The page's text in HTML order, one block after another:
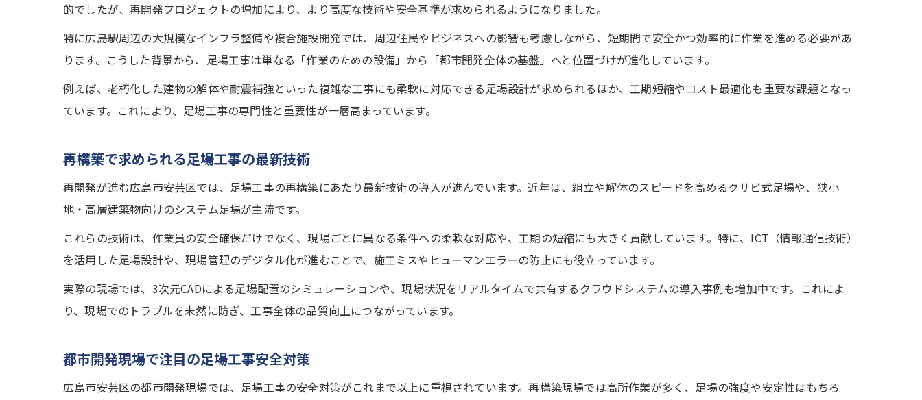
地域ニーズに応える足場工事再構築の工夫
足場工事再構築の事例から学ぶ最新動向
再構築事例で分かる足場工事の技術革新
実際の足場工事現場で見た新たな工法
足場工事再構築における安全管理の進化
再開発プロジェクトに活きる足場工事の技術革新
足場工事の技術革新が生む施工効率化
都市再開発に不可欠な足場工事の進化
現場から見る足場工事のデジタル活用
足場工事技術革新がもたらす安全性向上
業界全体が注目する足場工事の変革要素
的でしたが、再開発プロジェクトの増加により、より高度な技術や安全基準が求められるようになりました。
特に広島駅周辺の大規模なインフラ整備や複合施設開発では、周辺住民やビジネスへの影響も考慮しながら、短期間で安全かつ効率的に作業を進める必要があ
ります。こうした背景から、足場工事は単なる「作業のための設備」から「都市開発全体の基盤」へと位置づけが進化しています。
例えば、老朽化した建物の解体や耐震補強といった複雑な工事にも柔軟に対応できる足場設計が求められるほか、工期短縮やコスト最適化も重要な課題となっ
ています。これにより、足場工事の専門性と重要性が一層高まっています。
再構築で求められる足場工事の最新技術
再開発が進む広島市安芸区では、足場工事の再構築にあたり最新技術の導入が進んでいます。近年は、組立や解体のスピードを高めるクサビ式足場や、狭小
地・高層建築物向けのシステム足場が主流です。
これらの技術は、作業員の安全確保だけでなく、現場ごとに異なる条件への柔軟な対応や、工期の短縮にも大きく貢献しています。特に、ICT（情報通信技術）
を活用した足場設計や、現場管理のデジタル化が進むことで、施工ミスやヒューマンエラーの防止にも役立っています。
実際の現場では、3次元CADによる足場配置のシミュレーションや、現場状況をリアルタイムで共有するクラウドシステムの導入事例も増加中です。これによ
り、現場でのトラブルを未然に防ぎ、工事全体の品質向上につながっています。
都市開発現場で注目の足場工事安全対策
広島市安芸区の都市開発現場では、足場工事の安全対策がこれまで以上に重視されています。再構築現場では高所作業が多く、足場の強度や安定性はもちろ